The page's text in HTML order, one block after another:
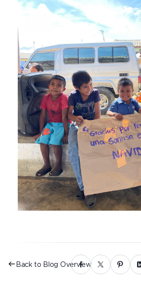
Back to Blog Overview